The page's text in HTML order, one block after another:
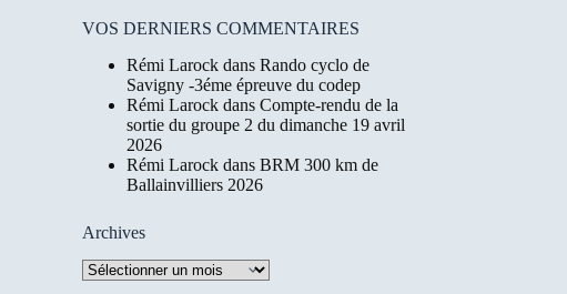
VOS DERNIERS COMMENTAIRES
Rémi Larock dansRando cyclo de
Savigny -3éme épreuve du codep
Rémi Larock dansCompte-rendu de la
sortie du groupe 2 du dimanche 19 avril
2026
Rémi Larock dansBRM 300 km de
Ballainvilliers 2026
Archives
Archives